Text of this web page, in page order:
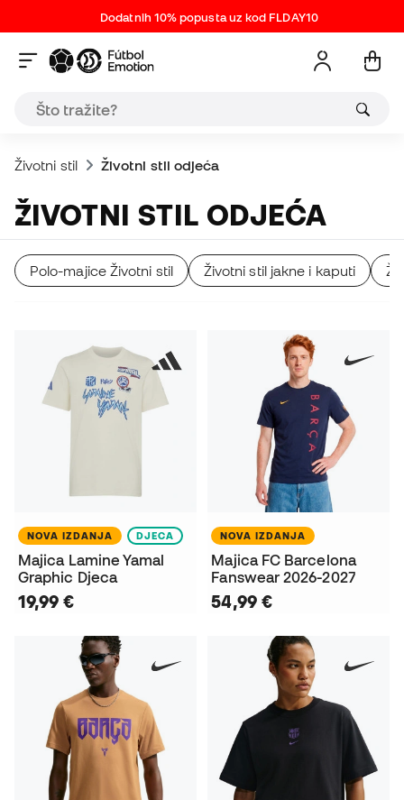
Dodatnih 10% popusta uz kod FLDAY10
Životni stil Životni stil odjeća
ŽIVOTNI STIL ODJEĆA
Polo-majice Životni stil Životni stil jakne i kaputi
NOVA IZDANJA DJECA
Majica Lamine Yamal
Graphic Djeca
19,99 €
NOVA IZDANJA
Majica FC Barcelona
Fanswear 2026-2027
54,99 €